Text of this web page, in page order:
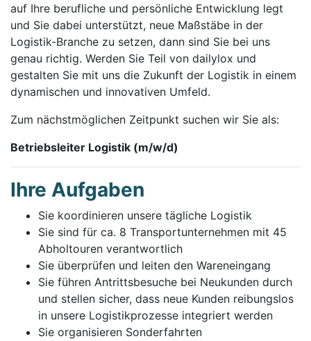
auf Ihre berufliche und persönliche Entwicklung legt
und Sie dabei unterstützt, neue Maßstäbe in der
Logistik-Branche zu setzen, dann sind Sie bei uns
genau richtig. Werden Sie Teil von dailylox und
gestalten Sie mit uns die Zukunft der Logistik in einem
dynamischen und innovativen Umfeld.
Zum nächstmöglichen Zeitpunkt suchen wir Sie als:
Betriebsleiter Logistik (m/w/d)
Ihre Aufgaben
Sie koordinieren unsere tägliche Logistik
Sie sind für ca. 8 Transportunternehmen mit 45
Abholtouren verantwortlich
Sie überprüfen und leiten den Wareneingang
Sie führen Antrittsbesuche bei Neukunden durch
und stellen sicher, dass neue Kunden reibungslos
in unsere Logistikprozesse integriert werden
Sie organisieren Sonderfahrten